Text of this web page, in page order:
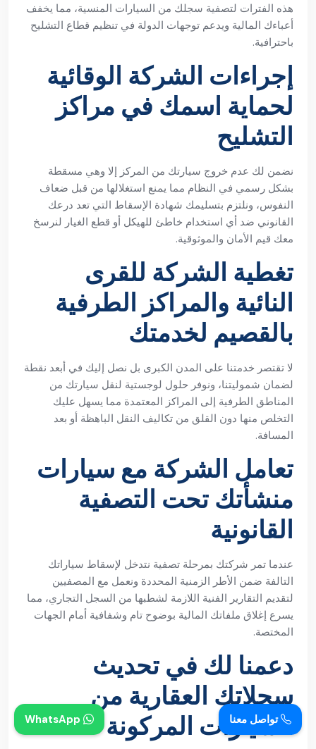
هذه الفترات لتصفية سجلك من السيارات المنسية، مما يخفف
أعباءك المالية ويدعم توجهات الدولة في تنظيم قطاع التشليح
باحترافية.
إجراءات الشركة الوقائية
لحماية اسمك في مراكز
التشليح
نضمن لك عدم خروج سيارتك من المركز إلا وهي مسقطة
بشكل رسمي في النظام مما يمنع استغلالها من قبل ضعاف
النفوس، ونلتزم بتسليمك شهادة الإسقاط التي تعد درعك
القانوني ضد أي استخدام خاطئ للهيكل أو قطع الغيار لنرسخ
معك قيم الأمان والموثوقية.
تغطية الشركة للقرى
النائية والمراكز الطرفية
بالقصيم لخدمتك
لا تقتصر خدمتنا على المدن الكبرى بل نصل إليك في أبعد نقطة
لضمان شموليتنا، ونوفر حلول لوجستية لنقل سيارتك من
المناطق الطرفية إلى المراكز المعتمدة مما يسهل عليك
التخلص منها دون القلق من تكاليف النقل الباهظة أو بعد
المسافة.
تعامل الشركة مع سيارات
منشأتك تحت التصفية
القانونية
عندما تمر شركتك بمرحلة تصفية نتدخل لإسقاط سياراتك
التالفة ضمن الأطر الزمنية المحددة ونعمل مع المصفيين
لتقديم التقارير الفنية اللازمة لشطبها من السجل التجاري، مما
يسرع إغلاق ملفاتك المالية بوضوح تام وشفافية أمام الجهات
المختصة.
دعمنا لك في تحديث
سجلاتك العقارية من
السيارات المركونة
تواصل معنا